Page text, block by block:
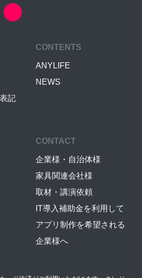
記
CONTENTS
ANYLIFE
NEWS
CONTACT
企業様・自治体様
家具関連会社様
取材・講演依頼
IT導入補助金を利用して
アプリ制作を希望される
企業様へ